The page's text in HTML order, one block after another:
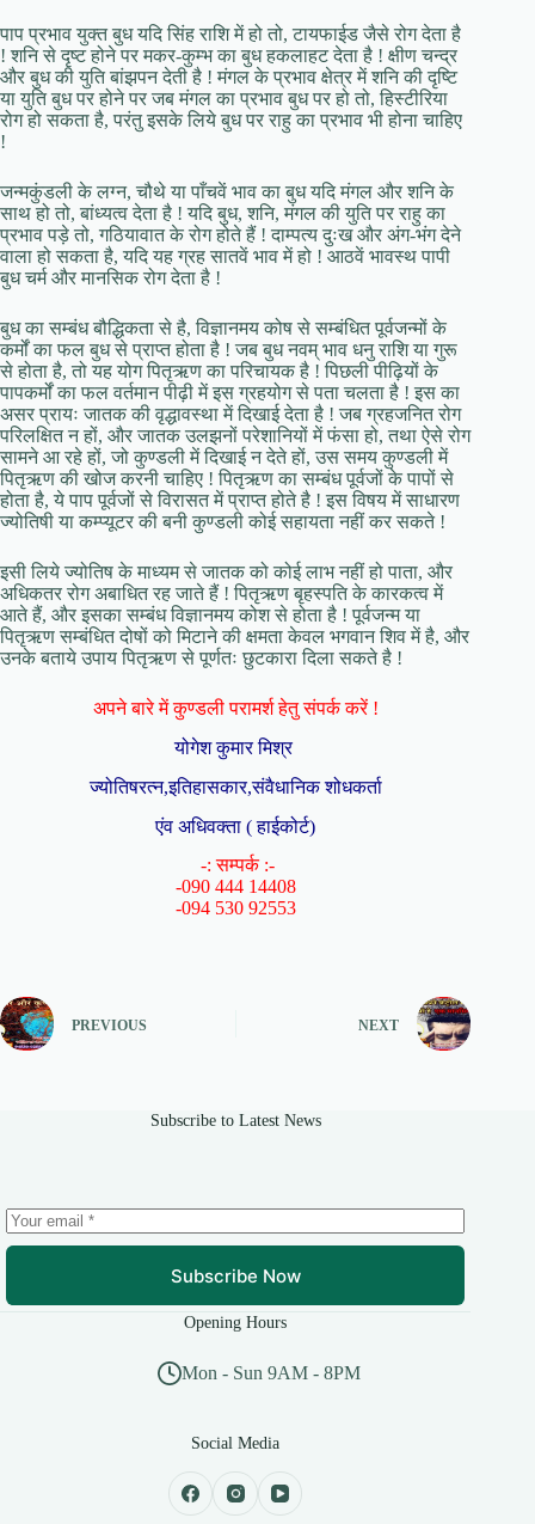
पाप प्रभाव युक्त बुध यदि सिंह राशि में हो तो, टायफाईड जैसे रोग देता है
! शनि से दृष्ट होने पर मकर-कुम्भ का बुध हकलाहट देता है ! क्षीण चन्द्र
और बुध की युति बांझपन देती है ! मंगल के प्रभाव क्षेत्र में शनि की दृष्टि
या युति बुध पर होने पर जब मंगल का प्रभाव बुध पर हो तो, हिस्टीरिया
रोग हो सकता है, परंतु इसके लिये बुध पर राहु का प्रभाव भी होना चाहिए
!
जन्मकुंडली के लग्न, चौथे या पाँचवें भाव का बुध यदि मंगल और शनि के
साथ हो तो, बांध्यत्व देता है ! यदि बुध, शनि, मंगल की युति पर राहु का
प्रभाव पड़े तो, गठियावात के रोग होते हैं ! दाम्पत्य दुःख और अंग-भंग देने
वाला हो सकता है, यदि यह ग्रह सातवें भाव में हो ! आठवें भावस्थ पापी
बुध चर्म और मानसिक रोग देता है !
बुध का सम्बंध बौद्धिकता से है, विज्ञानमय कोष से सम्बंधित पूर्वजन्मों के
कर्मों का फल बुध से प्राप्त होता है ! जब बुध नवम् भाव धनु राशि या गुरू
से होता है, तो यह योग पितृऋण का परिचायक है ! पिछली पीढ़ियों के
पापकर्मों का फल वर्तमान पीढ़ी में इस ग्रहयोग से पता चलता है ! इस का
असर प्रायः जातक की वृद्धावस्था में दिखाई देता है ! जब ग्रहजनित रोग
परिलक्षित न हों, और जातक उलझनों परेशानियों में फंसा हो, तथा ऐसे रोग
सामने आ रहे हों, जो कुण्डली में दिखाई न देते हों, उस समय कुण्डली में
पितृऋण की खोज करनी चाहिए ! पितृऋण का सम्बंध पूर्वजों के पापों से
होता है, ये पाप पूर्वजों से विरासत में प्राप्त होते है ! इस विषय में साधारण
ज्योतिषी या कम्प्यूटर की बनी कुण्डली कोई सहायता नहीं कर सकते !
इसी लिये ज्योतिष के माध्यम से जातक को कोई लाभ नहीं हो पाता, और
अधिकतर रोग अबाधित रह जाते हैं ! पितृऋण बृहस्पति के कारकत्व में
आते हैं, और इसका सम्बंध विज्ञानमय कोश से होता है ! पूर्वजन्म या
पितृऋण सम्बंधित दोषों को मिटाने की क्षमता केवल भगवान शिव में है, और
उनके बताये उपाय पितृऋण से पूर्णतः छुटकारा दिला सकते है !
अपने बारे में कुण्डली परामर्श हेतु संपर्क करें !
योगेश कुमार मिश्र
ज्योतिषरत्न,इतिहासकार,संवैधानिक शोधकर्ता
एंव अधिवक्ता ( हाईकोर्ट)
-: सम्पर्क :-
-090 444 14408
-094 530 92553
PREVIOUS NEXT
Subscribe to Latest News
Subscribe Now
Opening Hours
Mon - Sun 9AM - 8PM
Social Media